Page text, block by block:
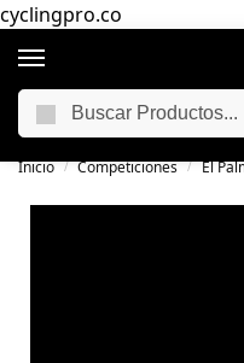
cyclingpro.co
🚴‍ Envío gratuito a todo
Inicio / Competiciones / El